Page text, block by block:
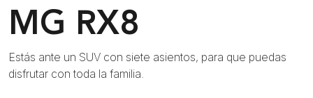
MG RX8
Estás ante un SUV con siete asientos, para que puedas
disfrutar con toda la familia.